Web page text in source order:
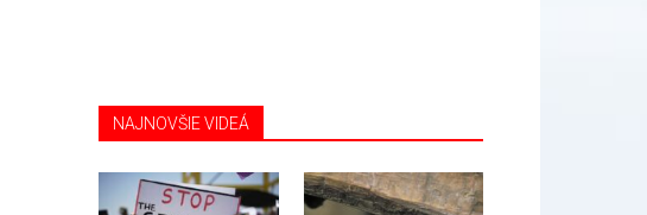
NAJNOVŠIE VIDEÁ